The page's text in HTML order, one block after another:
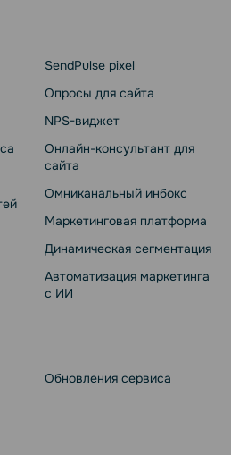
SendPulse pixel
Опросы для сайта
NPS-виджет
Онлайн-консультант для
сайта
Омниканальный инбокс
Маркетинговая платформа
Динамическая сегментация
Автоматизация маркетинга
с ИИ
Обновления сервиса